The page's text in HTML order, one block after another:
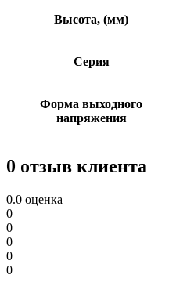
Высота, (мм)
Серия
Форма выходного
напряжения
0 отзыв клиента
0.0 оценка
0
0
0
0
0